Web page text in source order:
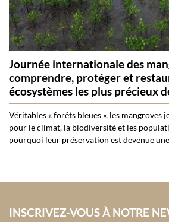
Journée internationale des
comprendre, protéger et
écosystèmes les plus précieux
Véritables « forêts bleues », les mangroves
pour le climat, la biodiversité et les
pourquoi leur préservation est devenue
INSCRIVEZ-VOUS À NOTRE